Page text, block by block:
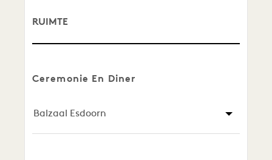
RUIMTE
Ceremonie En Diner
Balzaal Esdoorn